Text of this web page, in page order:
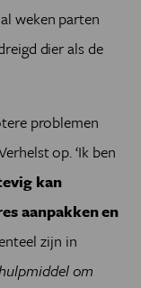
weken parten
dier als de
problemen
op. ‘Ik ben
kan
aanpakken en
zijn in
om